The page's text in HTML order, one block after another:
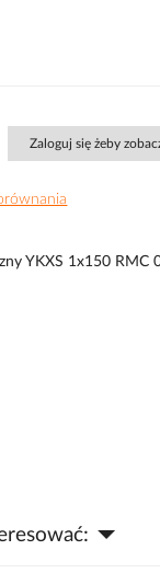
Zaloguj się żeby
YKXS 1x150 RMC